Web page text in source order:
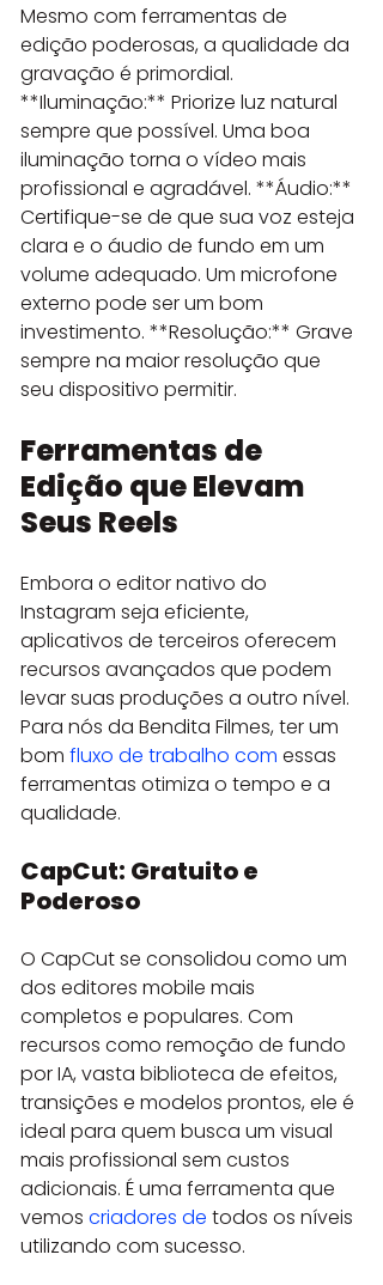
Mesmo com ferramentas de
edição poderosas, a qualidade da
gravação é primordial.
**Iluminação:** Priorize luz natural
sempre que possível. Uma boa
iluminação torna o vídeo mais
profissional e agradável. **Áudio:**
Certifique-se de que sua voz esteja
clara e o áudio de fundo em um
volume adequado. Um microfone
externo pode ser um bom
investimento. **Resolução:** Grave
sempre na maior resolução que
seu dispositivo permitir.
Ferramentas de
Edição que Elevam
Seus Reels
Embora o editor nativo do
Instagram seja eficiente,
aplicativos de terceiros oferecem
recursos avançados que podem
levar suas produções a outro nível.
Para nós da Bendita Filmes, ter um
bom fluxo de trabalho com essas
ferramentas otimiza o tempo e a
qualidade.
CapCut: Gratuito e
Poderoso
O CapCut se consolidou como um
dos editores mobile mais
completos e populares. Com
recursos como remoção de fundo
por IA, vasta biblioteca de efeitos,
transições e modelos prontos, ele é
ideal para quem busca um visual
mais profissional sem custos
adicionais. É uma ferramenta que
vemos criadores de todos os níveis
utilizando com sucesso.